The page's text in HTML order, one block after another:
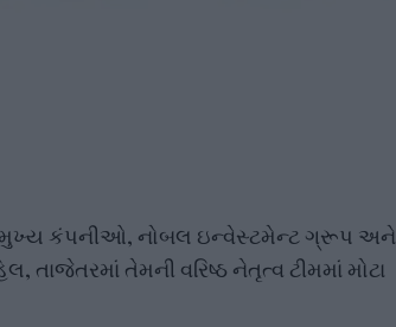
મુખ્ય કંપનીઓ, નોબલ ઇન્વેસ્ટમેન્ટ ગ્રૂપ અને
તાજેતરમાં તેમની વરિષ્ઠ નેતૃત્વ ટીમમાં મોટા